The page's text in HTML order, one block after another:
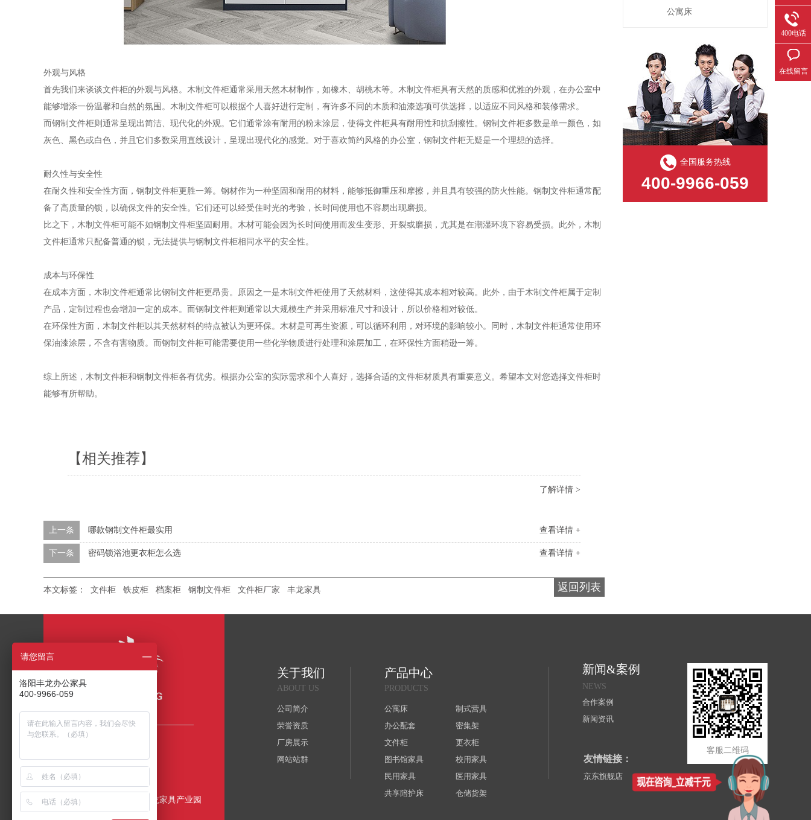
外观与风格
首先我们来谈谈文件柜的外观与风格。木制文件柜通常采用天然木材制作，如橡木、胡桃木等。木制文件柜具有天然的质感和优雅的外观，在办公室中
能够增添一份温馨和自然的氛围。木制文件柜可以根据个人喜好进行定制，有许多不同的木质和油漆选项可供选择，以适应不同风格和装修需求。
而钢制文件柜则通常呈现出简洁、现代化的外观。它们通常涂有耐用的粉末涂层，使得文件柜具有耐用性和抗刮擦性。钢制文件柜多数是单一颜色，如
灰色、黑色或白色，并且它们多数采用直线设计，呈现出现代化的感觉。对于喜欢简约风格的办公室，钢制文件柜无疑是一个理想的选择。
耐久性与安全性
在耐久性和安全性方面，钢制文件柜更胜一筹。钢材作为一种坚固和耐用的材料，能够抵御重压和摩擦，并且具有较强的防火性能。钢制文件柜通常配
备了高质量的锁，以确保文件的安全性。它们还可以经受住时光的考验，长时间使用也不容易出现磨损。
比之下，木制文件柜可能不如钢制文件柜坚固耐用。木材可能会因为长时间使用而发生变形、开裂或磨损，尤其是在潮湿环境下容易受损。此外，木制
文件柜通常只配备普通的锁，无法提供与钢制文件柜相同水平的安全性。
成本与环保性
在成本方面，木制文件柜通常比钢制文件柜更昂贵。原因之一是木制文件柜使用了天然材料，这使得其成本相对较高。此外，由于木制文件柜属于定制
产品，定制过程也会增加一定的成本。而钢制文件柜则通常以大规模生产并采用标准尺寸和设计，所以价格相对较低。
在环保性方面，木制文件柜以其天然材料的特点被认为更环保。木材是可再生资源，可以循环利用，对环境的影响较小。同时，木制文件柜通常使用环
保油漆涂层，不含有害物质。而钢制文件柜可能需要使用一些化学物质进行处理和涂层加工，在环保性方面稍逊一筹。
综上所述，木制文件柜和钢制文件柜各有优劣。根据办公室的实际需求和个人喜好，选择合适的文件柜材质具有重要意义。希望本文对您选择文件柜时
能够有所帮助。
【相关推荐】
了解详情 >
查看详情 +
上一条 哪款钢制文件柜最实用
查看详情 +
下一条 密码锁浴池更衣柜怎么选
返回列表
本文标签： 文件柜 铁皮柜 档案柜 钢制文件柜 文件柜厂家 丰龙家具
公寓床
全国服务热线
400-9966-059
400-9966-059
公司地址
中国•洛阳•伊滨区•丰龙家具产业园
关于我们
ABOUT US
公司简介
荣誉资质
厂房展示
网站站群
产品中心
PRODUCTS
公寓床
制式营具
办公配套
密集架
文件柜
更衣柜
图书馆家具
校用家具
民用家具
医用家具
共享陪护床
仓储货架
新闻&案例
NEWS
合作案例
新闻资讯
客服二维码
友情链接：
京东旗舰店
400电话
在线留言
请您留言
洛阳丰龙办公家具
400-9966-059